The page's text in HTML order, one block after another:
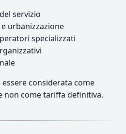
servizio
urbanizzazione
specializzati
essere considerata come
non come tariffa definitiva.